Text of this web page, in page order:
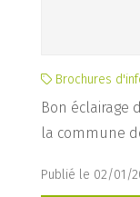
Brochures
Bon éclairage
la commune
Publié le 02/01/